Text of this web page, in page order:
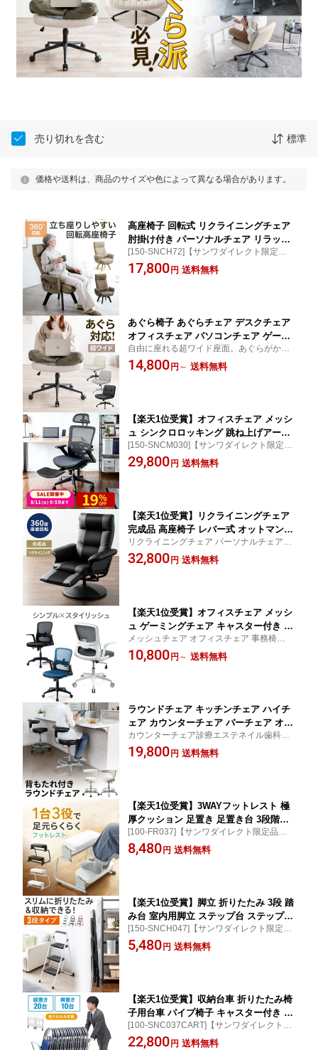
売り切れを含む 標準
価格や送料は、商品のサイズや色によって異なる場合があります。
高座椅子 回転式 リクライニングチェア
肘掛け付き パーソナルチェア リラック
スチェア 高齢者 6段階リクライニング 1
4段階ヘッドレスト 収納ポケット付き リ
[150-SNCH72]【サンワダイレクト限定品】
【送料無料】
17,800 円 送料無料
あぐら椅子 あぐらチェア デスクチェア
オフィスチェア パソコンチェア ゲーミ
ングチェア かわいい 幅64cm 幅66cm
ワイドチェア 学習椅子 座面広い 360°回
自由に座れる超ワイド座面。あぐらがかけ
るワイドチェア [150-SNCH54]【保証6ヶ
月】【サンワダイレクト限定品】【送料無
14,800 円 ～ 送料無料
【楽天1位受賞】オフィスチェア メッシ
ュ シンクロロッキング 跳ね上げアーム
レスト リクライニング ハイバック 座面
メッシュ オットマン 4D ランバーサポー
[150-SNCM030]【サンワダイレクト限定
品】【送料無料】
29,800 円 送料無料
【楽天1位受賞】リクライニングチェア
完成品 高座椅子 レバー式 オットマン
肘掛け付き 回転式 一人用 高齢者 立ち
上がりやすい 寝られる おしゃれ 一人掛
リクライニングチェア パーソナルチェア オ
ットマン 一人掛け[100-SNC033BK]【サン
ワダイレクト限定品】【送料無料】
32,800 円 送料無料
【楽天1位受賞】オフィスチェア メッシ
ュ ゲーミングチェア キャスター付き お
しゃれ ロッキングメッシュチェア ミド
ルバック ランバーサポート 事務椅子 パ
メッシュチェア オフィスチェア 事務椅子
ホワイト[150-SNCM018]【サンワダイレク
ト限定品】【送料無料】
10,800 円 ～ 送料無料
ラウンドチェア キッチンチェア ハイチ
ェア カウンターチェア バーチェア オフ
ィスチェア デザインチェア レザー 丸椅
子 ハイスツール キャスター コンパクト
カウンターチェア診療エステネイル歯科美
容室[100-SNC019]【サンワダイレクト限定
品】【送料無料】
19,800 円 送料無料
【楽天1位受賞】3WAYフットレスト 極
厚クッション 足置き 足置き台 3段階高
さ調整 無段階 角度調整 テレワーク オ
ットマン デスク用 デスク下オフィス
[100-FR037]【サンワダイレクト限定品】
【送料無料】
8,480 円 送料無料
【楽天1位受賞】脚立 折りたたみ 3段 踏
み台 室内用脚立 ステップ台 ステップス
ツール 滑り止め付き 持ち手付き 手すり
付き 軽量 はしご トラック用 昇降設備
[150-SNCH047]【サンワダイレクト限定
品】【送料無料】
5,480 円 送料無料
【楽天1位受賞】収納台車 折りたたみ椅
子用台車 パイプ椅子 キャスター付き 収
納 チェアカート パイプイス 折りたたみ
イス 最大20台 カート 移動 運搬 ミーテ
[100-SNC037CART]【サンワダイレクト限
定品】【送料無料】
22,800 円 送料無料